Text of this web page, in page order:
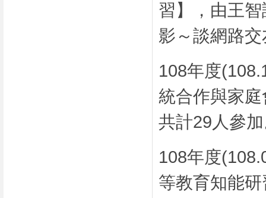
習】，由王
影～談網路
108年度
統合作與家
共計29人參
108年度
等教育知能